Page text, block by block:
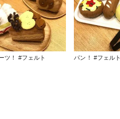
スイーツ！ #フェルト パン！ #フェルト